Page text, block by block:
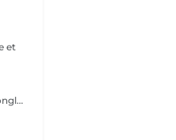
La pose complète permet de donner la forme souhaitée aux ongles en rallongeant avec le Chablon.